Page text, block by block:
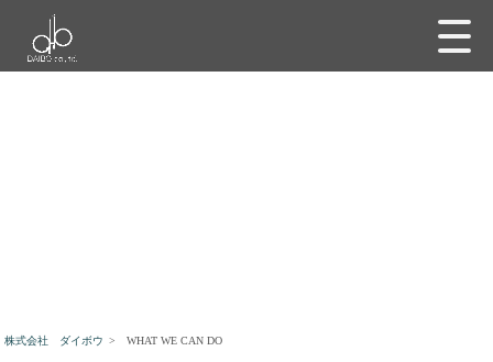
株式会社 ダイボウ > WHAT WE CAN DO